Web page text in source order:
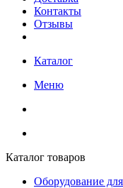
Контакты
Отзывы
Каталог
Меню
Каталог товаров
Оборудование